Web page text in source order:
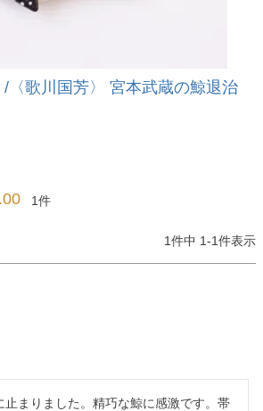
/〈歌川国芳〉 宮本武蔵の鯨退治
1
1件中 1-1件表示
止まりました。精巧な鯨に感激です。帯